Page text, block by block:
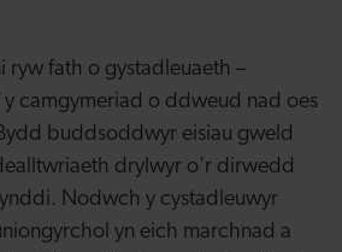
ryw fath o gystadleuaeth –
camgymeriad o ddweud nad oes
buddsoddwyr eisiau gweld
drylwyr o'r dirwedd
Nodwch y cystadleuwyr
yn eich marchnad a